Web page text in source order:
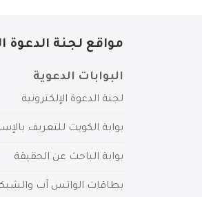
مواقع لجنة الدعوة
البوابات الدعوية
لجنة الدعوة الإلكترونية
بوابة الكويت للتعريف
بوابة الباحث عن الحقيقة
بطاقات الواتس آب